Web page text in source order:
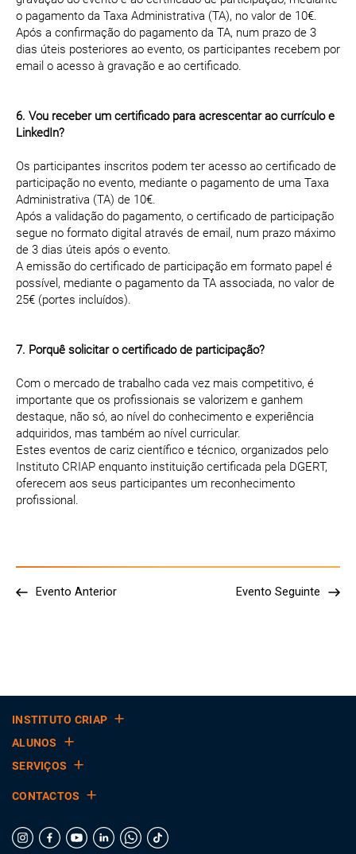
o pagamento da Taxa Administrativa (TA), no valor de 10€.
Após a confirmação do pagamento da TA, num prazo de 3
dias úteis posteriores ao evento, os participantes recebem por
email o acesso à gravação e ao certificado.
6. Vou receber um certificado para acrescentar ao currículo e
LinkedIn?
Os participantes inscritos podem ter acesso ao certificado de
participação no evento, mediante o pagamento de uma Taxa
Administrativa (TA) de 10€.
Após a validação do pagamento, o certificado de participação
segue no formato digital através de email, num prazo máximo
de 3 dias úteis após o evento.
A emissão do certificado de participação em formato papel é
possível, mediante o pagamento da TA associada, no valor de
25€ (portes incluídos).
7. Porquê solicitar o certificado de participação?
Com o mercado de trabalho cada vez mais competitivo, é
importante que os profissionais se valorizem e ganhem
destaque, não só, ao nível do conhecimento e experiência
adquiridos, mas também ao nível curricular.
Estes eventos de cariz científico e técnico, organizados pelo
Instituto CRIAP enquanto instituição certificada pela DGERT,
oferecem aos seus participantes um reconhecimento
profissional.
Evento Anterior Evento Seguinte
INSTITUTO CRIAP
ALUNOS
SERVIÇOS
CONTACTOS